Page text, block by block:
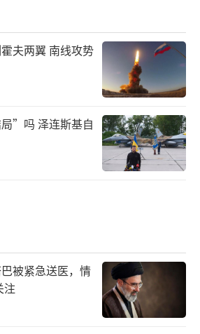
夫两翼 南线攻势
”吗 泽连斯基自
被紧急送医，情
注